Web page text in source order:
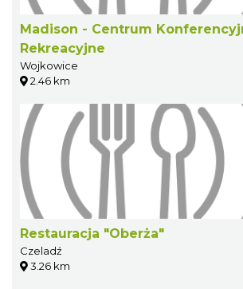
Madison - Centrum
Rekreacyjne
Wojkowice
2.46 km
Restauracja "Oberża"
Czeladź
3.26 km